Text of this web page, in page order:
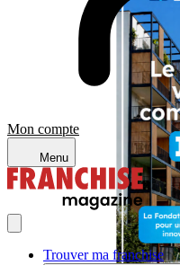
Mon compte
Menu
Trouver ma franchise